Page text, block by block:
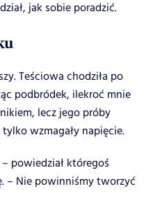
jak sobie poradzić.
Teściowa chodziła po
podbródek, ilekroć mnie
lecz jego próby
wzmagały napięcie.
– powiedział któregoś
– Nie powinniśmy tworzyć